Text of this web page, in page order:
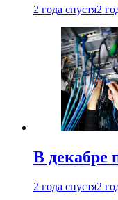
2 года спустя2
В декабре
2 года спустя2